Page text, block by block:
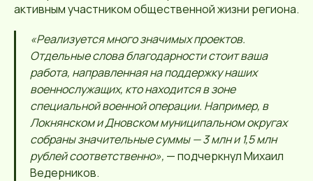
активным участником общественной жизни региона.
«Реализуется много значимых проектов.
Отдельные слова благодарности стоит ваша
работа, направленная на поддержку наших
военнослужащих, кто находится в зоне
специальной военной операции. Например, в
Локнянском и Дновском муниципальном округах
собраны значительные суммы — 3 млн и 1,5 млн
рублей соответственно», — подчеркнул Михаил
Ведерников.